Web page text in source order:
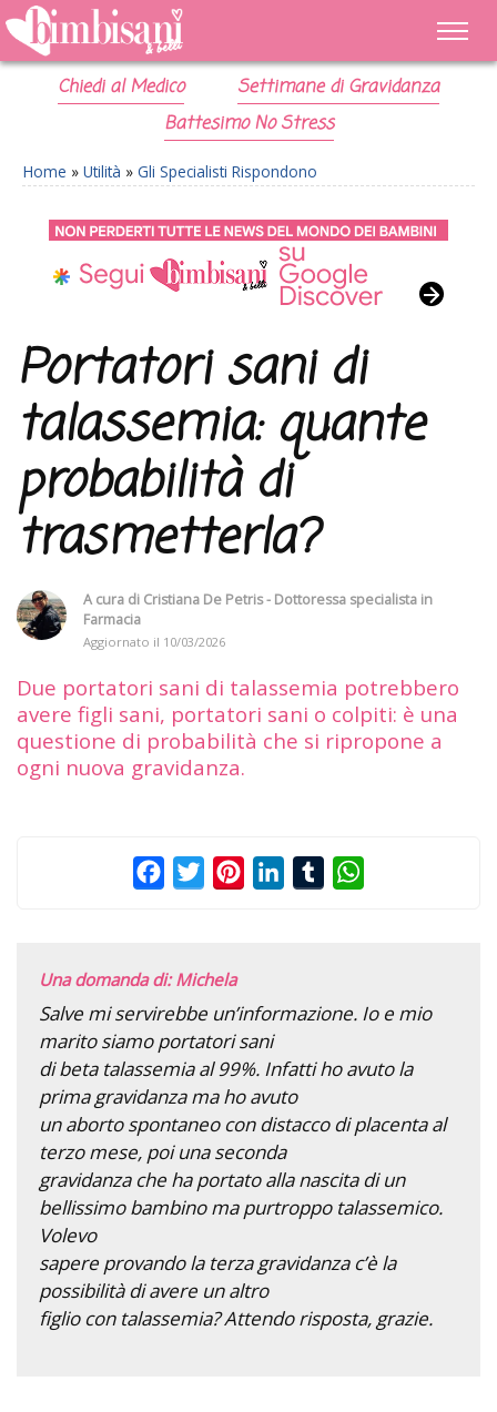
Chiedi al Medico
Settimane di Gravidanza
Battesimo No Stress
Home » Utilità » Gli Specialisti Rispondono
Portatori sani di
talassemia: quante
probabilità di
trasmetterla?
A cura di Cristiana De Petris - Dottoressa specialista in
Farmacia
Aggiornato il 10/03/2026
Due portatori sani di talassemia potrebbero
avere figli sani, portatori sani o colpiti: è una
questione di probabilità che si ripropone a
ogni nuova gravidanza.
FacebookTwitterPinterestLinkedInTumblr
Una domanda di: Michela
Salve mi servirebbe un’informazione. Io e mio
marito siamo portatori sani
di beta talassemia al 99%. Infatti ho avuto la
prima gravidanza ma ho avuto
un aborto spontaneo con distacco di placenta al
terzo mese, poi una seconda
gravidanza che ha portato alla nascita di un
bellissimo bambino ma purtroppo talassemico.
Volevo
sapere provando la terza gravidanza c’è la
possibilità di avere un altro
figlio con talassemia? Attendo risposta, grazie.